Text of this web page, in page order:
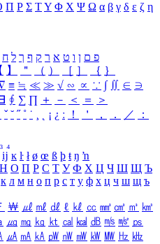
Π Ρ Σ ΤΥ Φ Χ Ψ Ω α β γ δ ε ζ η
פ ם ן ו ט א ר ק ף ך ל ח
】 ＂ （ ） ［ ］ ｛ ｝
≡ ≒ ≪ ≫ √ ∽ ∝ ∵ ∫ ∬ ∈ ∋
∮ ∑ ∏ ＋ － ＜ ＝
＞
ˇ ˘ ˝ ˚ ˙ ¸ ¡ ¿ ː ！ ＇ ， ． ／
：
₃ ₄
ĳ ĸ ŀ ł ø œ ß þ ŧ ŋ ŉ
Н О П Р С Т У Ф Х Ц Ч Ш Щ Ъ
к л м н о п р с т у ф х ц ч ш щ ъ
￦ ㎕ ㎖ ㎗ ℓ ㎘ ㏄ ㎣ ㎤ ㎥ ㎦
㎍ ㎎ ㎏ ㏏ ㎈ ㎉ ㏈ ㎧ ㎨ ㎰
㎂ ㎃ ㎄ ㎺ ㎻ ㎽ ㎾ ㎿ ㎐ ㎑